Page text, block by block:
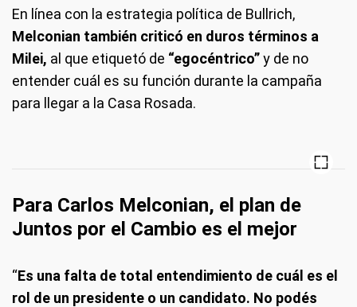
En línea con la estrategia política de Bullrich,
Melconian también criticó en duros términos a
Milei, al que etiquetó de “egocéntrico”y de no
entender cuál es su función durante la campaña
para llegar a la Casa Rosada.
Para Carlos Melconian, el plan de
Juntos por el Cambio es el mejor
“Es una falta de total entendimiento de cuál es el
rol de un presidente o un candidato. No podés